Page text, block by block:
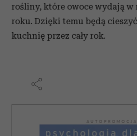
rośliny, które owoce wydają w
roku. Dzięki temu będą
kuchnię przez cały rok.
AUTOPROMOCJA